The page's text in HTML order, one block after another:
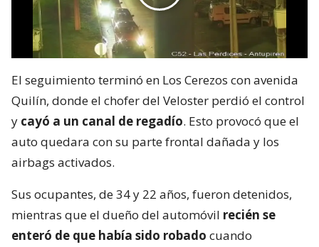
El seguimiento terminó en Los Cerezos con avenida
Quilín, donde el chofer del Veloster perdió el control
y cayó a un canal de regadío. Esto provocó que el
auto quedara con su parte frontal dañada y los
airbags activados.
Sus ocupantes, de 34 y 22 años, fueron detenidos,
mientras que el dueño del automóvil recién se
enteró de que había sido robado cuando